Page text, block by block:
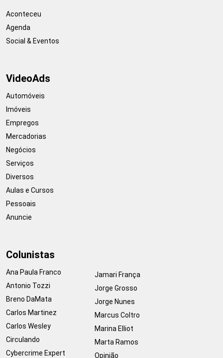
Aconteceu
Agenda
Social & Eventos
VideoAds
Automóveis
Imóveis
Empregos
Mercadorias
Negócios
Serviços
Diversos
Aulas e Cursos
Pessoais
Anuncie
Colunistas
Ana Paula Franco
Antonio Tozzi
Breno DaMata
Carlos Martinez
Carlos Wesley
Circulando
Cybercrime Expert
Jamari França
Jorge Grosso
Jorge Nunes
Marcus Coltro
Marina Elliot
Marta Ramos
Opinião